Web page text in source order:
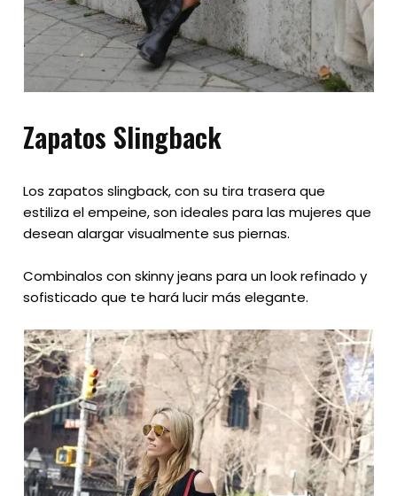
Zapatos Slingback
Los zapatos slingback, con su tira trasera que
estiliza el empeine, son ideales para las mujeres que
desean alargar visualmente sus piernas.
Combinalos con skinny jeans para un look refinado y
sofisticado que te hará lucir más elegante.